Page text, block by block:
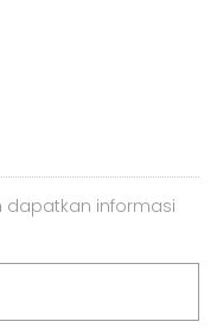
dapatkan informasi